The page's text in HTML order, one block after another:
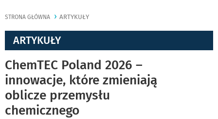
STRONA GŁÓWNA ARTYKUŁY
ARTYKUŁY
ChemTEC Poland 2026 –
innowacje, które zmieniają
oblicze przemysłu
chemicznego